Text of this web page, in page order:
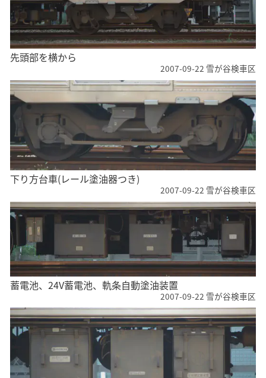
先頭部を横から
2007-09-22 雪が谷検車区
下り方台車(レール塗油器つき)
2007-09-22 雪が谷検車区
蓄電池、24V蓄電池、軌条自動塗油装置
2007-09-22 雪が谷検車区